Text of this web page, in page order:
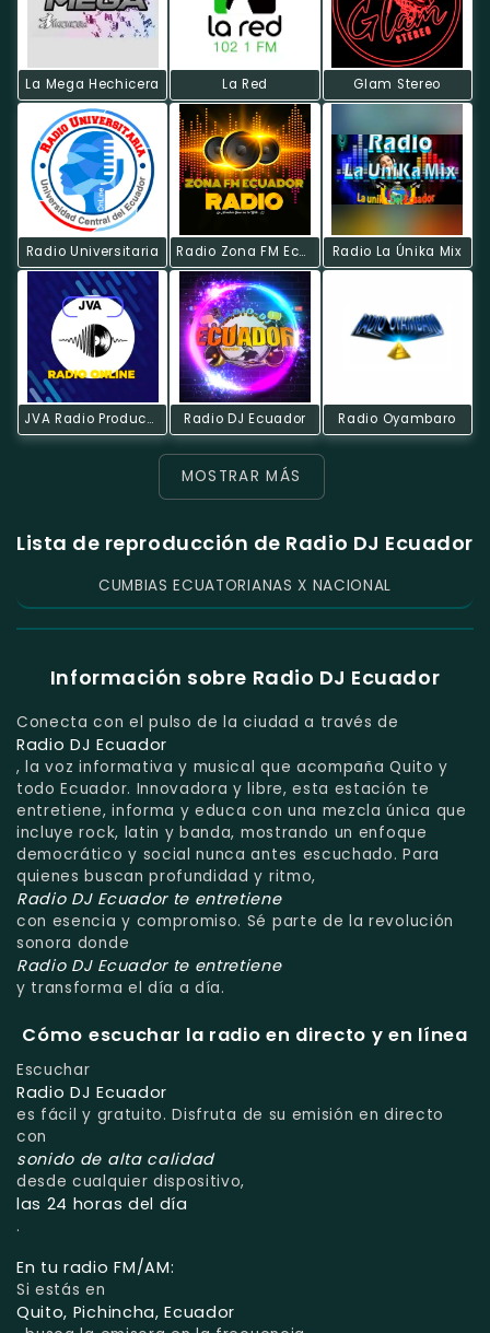
La Mega Hechicera La Red Glam Stereo
Radio Universitaria Radio Zona FM Ecuador Online Radio La Únika Mix
JVA Radio Producciones Online Radio DJ Ecuador Radio Oyambaro
MOSTRAR MÁS
Lista de reproducción de Radio DJ Ecuador
CUMBIAS ECUATORIANAS X NACIONAL
Información sobre Radio DJ Ecuador
Conecta con el pulso de la ciudad a través de
Radio DJ Ecuador
, la voz informativa y musical que acompaña Quito y
todo Ecuador. Innovadora y libre, esta estación te
entretiene, informa y educa con una mezcla única que
incluye rock, latin y banda, mostrando un enfoque
democrático y social nunca antes escuchado. Para
quienes buscan profundidad y ritmo,
Radio DJ Ecuador te entretiene
con esencia y compromiso. Sé parte de la revolución
sonora donde
Radio DJ Ecuador te entretiene
y transforma el día a día.
Cómo escuchar la radio en directo y en línea
Escuchar
Radio DJ Ecuador
es fácil y gratuito. Disfruta de su emisión en directo
con
sonido de alta calidad
desde cualquier dispositivo,
las 24 horas del día
.
En tu radio FM/AM:
Si estás en
Quito, Pichincha, Ecuador